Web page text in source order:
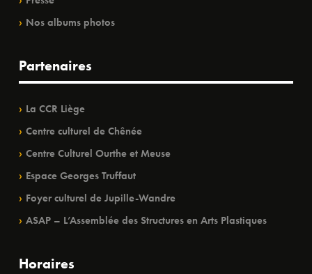
Nos albums photos
Partenaires
La CCR Liège
Centre culturel de Chênée
Centre Culturel Ourthe et Meuse
Espace Georges Truffaut
Foyer culturel de Jupille-Wandre
ASAP – L’Assemblée des Structures en Arts Plastiques
Horaires